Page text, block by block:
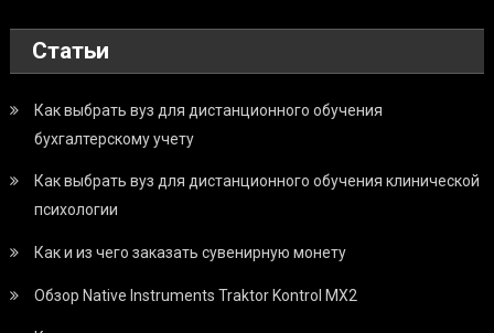
Статьи
Как выбрать вуз для дистанционного обучения
бухгалтерскому учету
Как выбрать вуз для дистанционного обучения клинической
психологии
Как и из чего заказать сувенирную монету
Обзор Native Instruments Traktor Kontrol MX2